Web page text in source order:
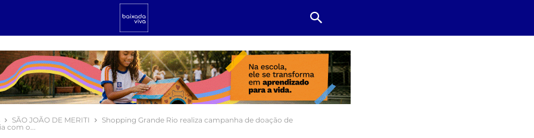
SÃO JOÃO DE MERITI
Shopping Grande Rio realiza campanha de doação de
com o...